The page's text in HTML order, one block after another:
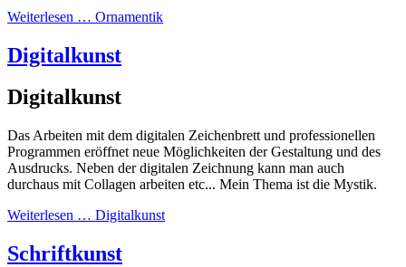
Weiterlesen … Ornamentik
Digitalkunst
Digitalkunst
Das Arbeiten mit dem digitalen Zeichenbrett und professionellen
Programmen eröffnet neue Möglichkeiten der Gestaltung und des
Ausdrucks. Neben der digitalen Zeichnung kann man auch
durchaus mit Collagen arbeiten etc... Mein Thema ist die Mystik.
Weiterlesen … Digitalkunst
Schriftkunst